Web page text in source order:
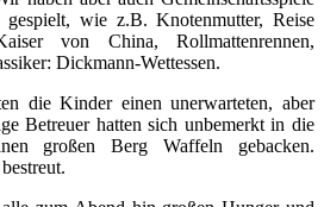
wie z.B. Knotenmutter, Reise
von China, Rollmattenrennen,
Dickmann-Wettessen.
die Kinder einen unerwarteten, aber
Betreuer hatten sich unbemerkt in die
großen Berg Waffeln gebacken.